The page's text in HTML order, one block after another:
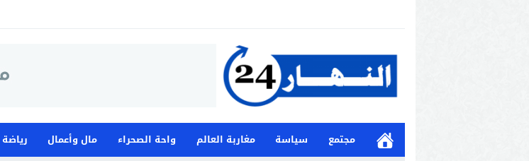
مجتمع سياسة مغاربة العالم واحة الصحراء مال وأعمال رياضة